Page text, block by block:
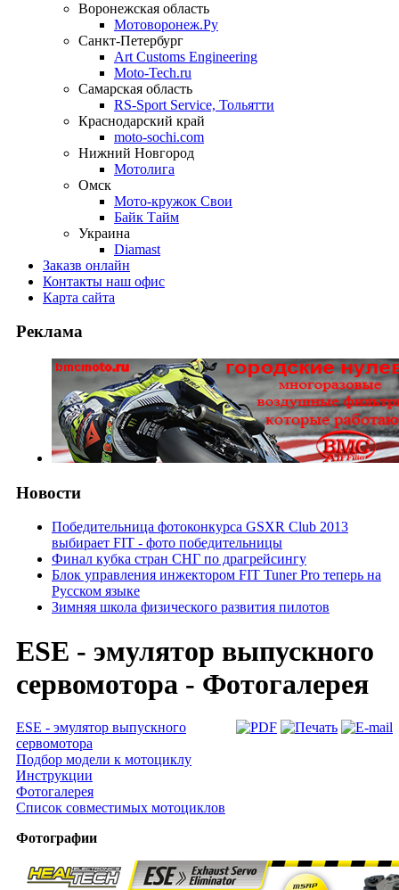
Воронежская область
Мотоворонеж.Ру
Санкт-Петербург
Art Customs Engineering
Moto-Tech.ru
Самарская область
RS-Sport Service, Тольятти
Краснодарский край
moto-sochi.com
Нижний Новгород
Мотолига
Омск
Мото-кружок Свои
Байк Тайм
Украина
Diamast
Заказв онлайн
Контакты наш офис
Карта сайта
Реклама
Новости
Победительница фотоконкурса GSXR Club 2013
выбирает FIT - фото победительницы
Финал кубка стран СНГ по драгрейсингу
Блок управления инжектором FIT Tuner Pro теперь на
Русском языке
Зимняя школа физического развития пилотов
ESE - эмулятор выпускного
сервомотора - Фотогалерея
ESE - эмулятор выпускного
сервомотора
Подбор модели к мотоциклу
Инструкции
Фотогалерея
Список совместимых мотоциклов
Фотографии